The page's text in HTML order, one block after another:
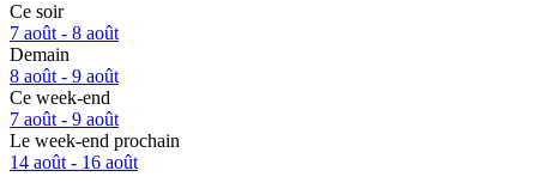
Ce soir
7 août - 8 août
Demain
8 août - 9 août
Ce week-end
7 août - 9 août
Le week-end prochain
14 août - 16 août